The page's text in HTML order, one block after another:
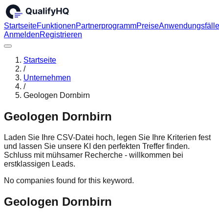
StartseiteFunktionenPartnerprogrammPreiseAnwendungsfälle
AnmeldenRegistrieren
Startseite
/
Unternehmen
/
Geologen Dornbirn
Geologen Dornbirn
Laden Sie Ihre CSV-Datei hoch, legen Sie Ihre Kriterien fest
und lassen Sie unsere KI den perfekten Treffer finden.
Schluss mit mühsamer Recherche - willkommen bei
erstklassigen Leads.
No companies found for this keyword.
Geologen Dornbirn